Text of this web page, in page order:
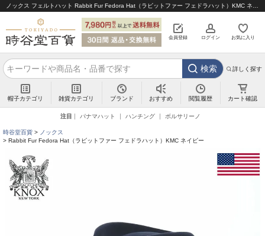
会員登録 ログイン お気に入り
検索 詳しく探す
帽子カテゴリ 雑貨カテゴリ ブランド おすすめ 閲覧履歴 カート確認
注目 パナマハット ハンチング ボルサリーノ
時谷堂百貨
ノックス
Rabbit Fur Fedora Hat（ラビットファー フェドラハット）KMC ネイビー